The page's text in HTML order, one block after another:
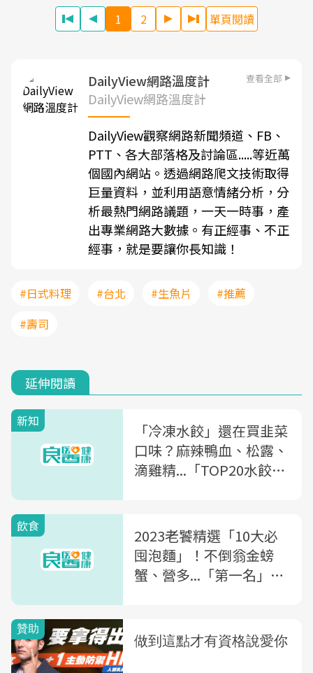
1 2 單頁閱讀
DailyView網路溫度計 查看全部
DailyView網路溫度計
DailyView觀察網路新聞頻道、FB、
PTT、各大部落格及討論區.....等近萬
個國內網站。透過網路爬文技術取得
巨量資料，並利用語意情緒分析，分
析最熱門網路議題，一天一時事，產
出專業網路大數據。有正經事、不正
經事，就是要讓你長知識！
#日式料理 #台北 #生魚片
#推薦
#壽司
延伸閱讀
新知
「冷凍水餃」還在買韭菜
口味？麻辣鴨血、松露、
滴雞精...「TOP20水餃新
飲食
2023老饕精選「10大必
囤泡麵」！不倒翁金螃
蟹、營多...「第一名」煮